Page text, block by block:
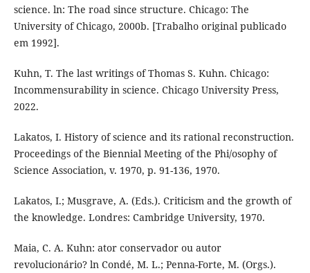
science. ln: The road since structure. Chicago: The
University of Chicago, 2000b. [Trabalho original publicado
em 1992].
Kuhn, T. The last writings of Thomas S. Kuhn. Chicago:
Incommensurability in science. Chicago University Press,
2022.
Lakatos, I. History of science and its rational reconstruction.
Proceedings of the Biennial Meeting of the Phi/osophy of
Science Association, v. 1970, p. 91-136, 1970.
Lakatos, I.; Musgrave, A. (Eds.). Criticism and the growth of
the knowledge. Londres: Cambridge University, 1970.
Maia, C. A. Kuhn: ator conservador ou autor
revolucionário? ln Condé, M. L.; Penna-Forte, M. (Orgs.).